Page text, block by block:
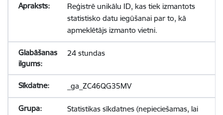
Reģistrē unikālu ID, kas tiek izmantots
statistisko datu iegūšanai par to, kā
apmeklētājs izmanto vietni.
24 stundas
_ga_ZC46QG35MV
Statistikas sīkdatnes (nepieciešamas, lai